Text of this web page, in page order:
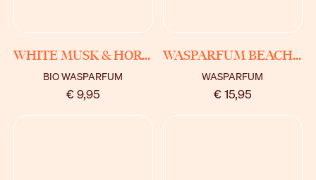
BIO WASPARFUM
€ 9,95
WHITE MUSK & HORTENSIA
WASPARFUM
€ 15,95
WASPARFUM BEACHY BREEZE